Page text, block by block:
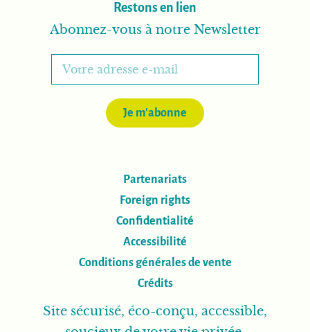
Restons en lien
Abonnez-vous à notre Newsletter
Je m'abonne
Partenariats
Foreign rights
Confidentialité
Accessibilité
Conditions générales de vente
Crédits
Site sécurisé, éco-conçu, accessible,